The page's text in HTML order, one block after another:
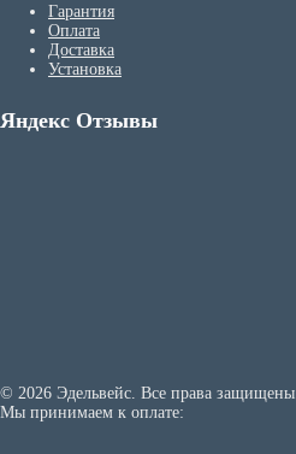
Гарантия
Оплата
Доставка
Установка
Яндекс Отзывы
© 2026 Эдельвейс. Все права защищены.
Мы принимаем к оплате: